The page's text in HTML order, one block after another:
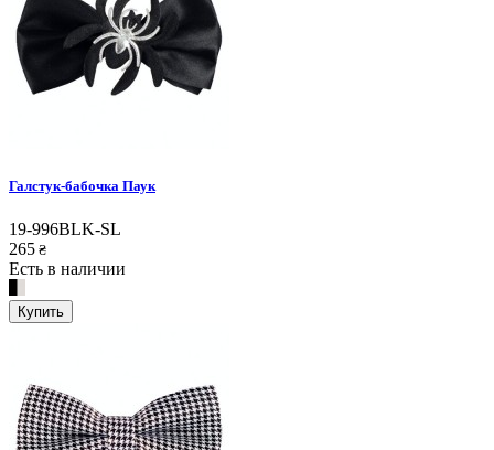
Галстук-бабочка Паук
19-996BLK-SL
265 ₴
Есть в наличии
Купить